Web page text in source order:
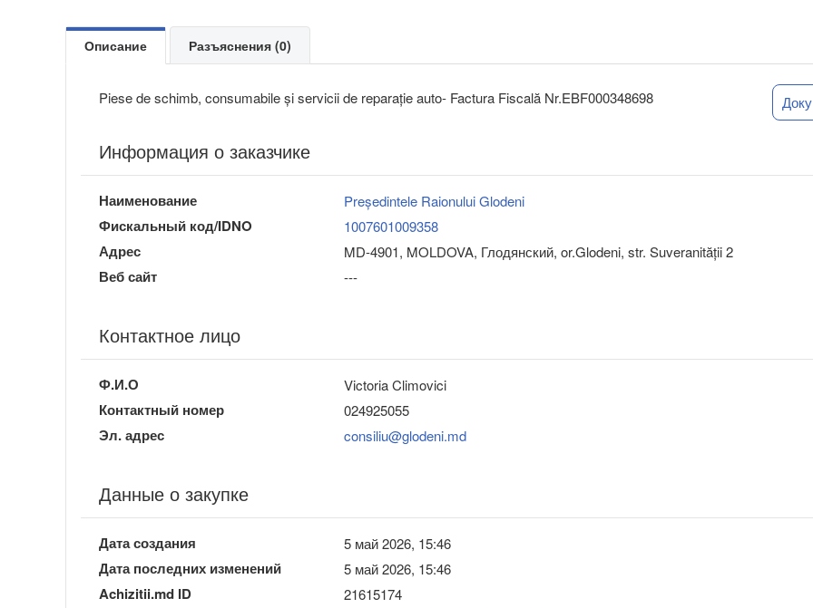
Описание Разъяснения (0)
Piese de schimb, consumabile și servicii de reparație auto- Factura Fiscală Nr.EBF000348698
Информация о заказчике
Наименование Președintele Raionului Glodeni
Фискальный код/IDNO 1007601009358
Адрес MD-4901, MOLDOVA, Глодянский, or.Glodeni, str. Suveranității 2
Веб сайт ---
Контактное лицо
Ф.И.О Victoria Climovici
Контактный номер 024925055
Эл. адрес consiliu@glodeni.md
Данные о закупке
Дата создания 5 май 2026, 15:46
Дата последних изменений 5 май 2026, 15:46
Achizitii.md ID 21615174